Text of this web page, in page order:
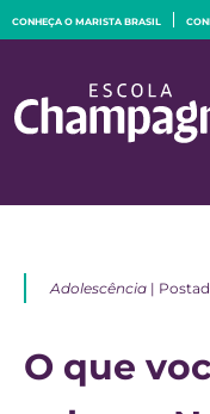
CONHEÇA O MARISTA BRASIL
Adolescência |
O que